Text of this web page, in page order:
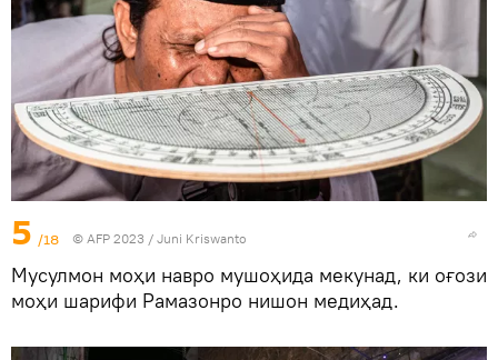
5 /18 © AFP 2023 / Juni Kriswanto
Мусулмон моҳи навро мушоҳида мекунад, ки оғози
моҳи шарифи Рамазонро нишон медиҳад.